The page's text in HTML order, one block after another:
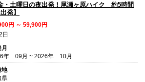
・土曜日の夜出発！尾瀬ヶ原ハイク 約5時間
発】
円 ～ 59,900円
日
年 09月 ~ 2026年 10月
地
県